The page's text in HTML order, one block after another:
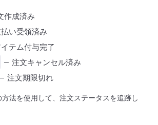
作成済み
い受領済み
テム付与完了
— 注文キャンセル済み
— 注文期限切れ
方法を使用して、注文ステータスを追跡し